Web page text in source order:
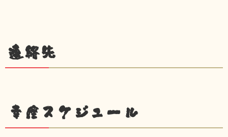
連絡先
幸座スケジュール